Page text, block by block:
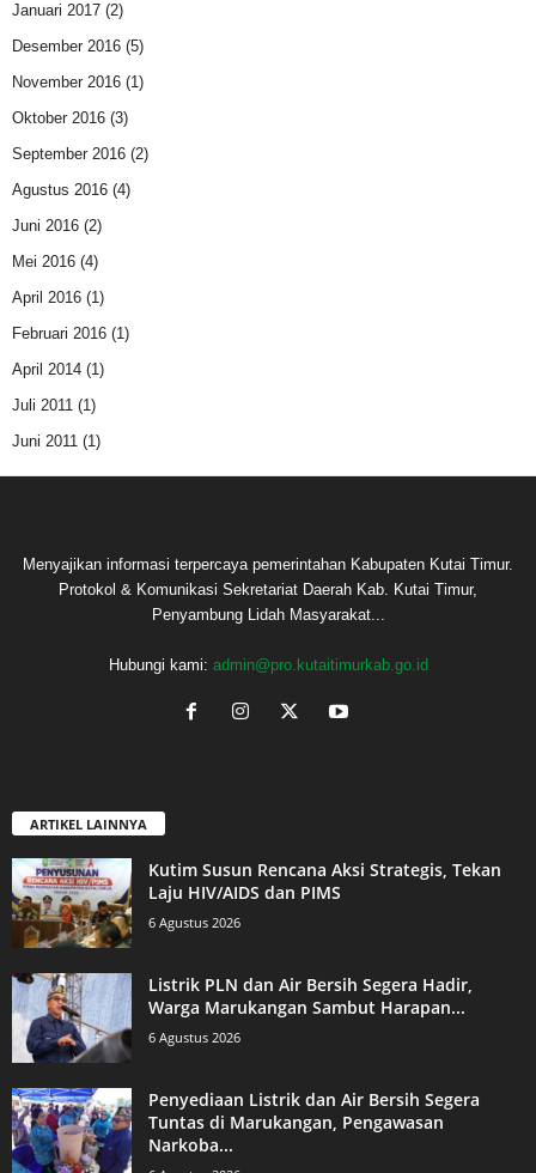
Januari 2017 (2)
Desember 2016 (5)
November 2016 (1)
Oktober 2016 (3)
September 2016 (2)
Agustus 2016 (4)
Juni 2016 (2)
Mei 2016 (4)
April 2016 (1)
Februari 2016 (1)
April 2014 (1)
Juli 2011 (1)
Juni 2011 (1)
Menyajikan informasi terpercaya pemerintahan Kabupaten Kutai Timur.
Protokol & Komunikasi Sekretariat Daerah Kab. Kutai Timur,
Penyambung Lidah Masyarakat...
Hubungi kami: admin@pro.kutaitimurkab.go.id
ARTIKEL LAINNYA
Kutim Susun Rencana Aksi Strategis, Tekan
Laju HIV/AIDS dan PIMS
6 Agustus 2026
Listrik PLN dan Air Bersih Segera Hadir,
Warga Marukangan Sambut Harapan...
6 Agustus 2026
Penyediaan Listrik dan Air Bersih Segera
Tuntas di Marukangan, Pengawasan
Narkoba...